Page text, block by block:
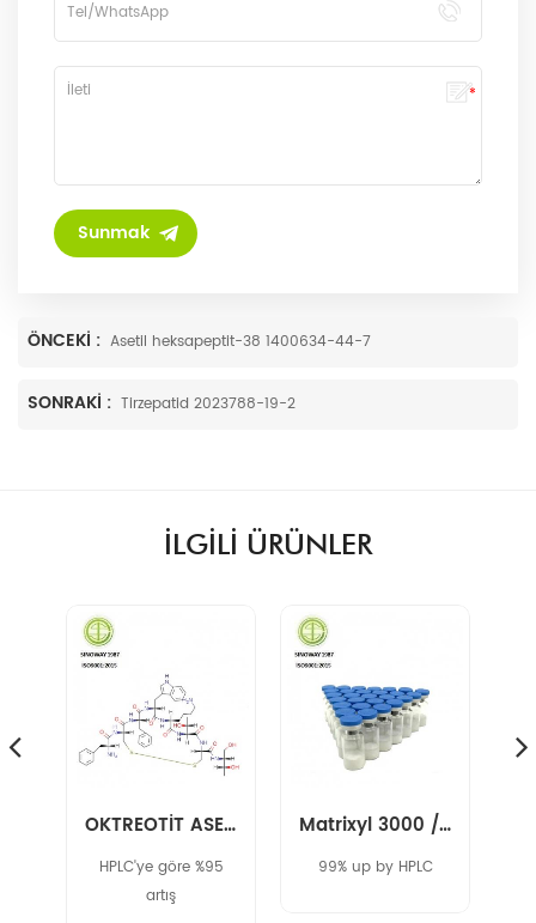
ÖNCEKI : Asetil heksapeptit-38 1400634-44-7
SONRAKI : Tirzepatid 2023788-19-2
ILGILI ÜRÜNLER
OKTREOTİT ASETAT 83150-76-9
HPLC'ye göre %95
artış
Matrixyl 3000 / Pal-GHK/ Palmitoyl Tripeptide-1
99% up by HPLC